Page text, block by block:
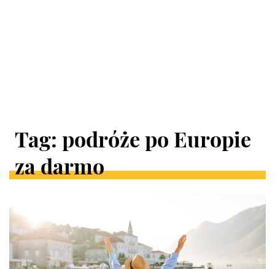
Tag: podróże po Europie
za darmo
ARTYKUŁY
W
KATEGORII